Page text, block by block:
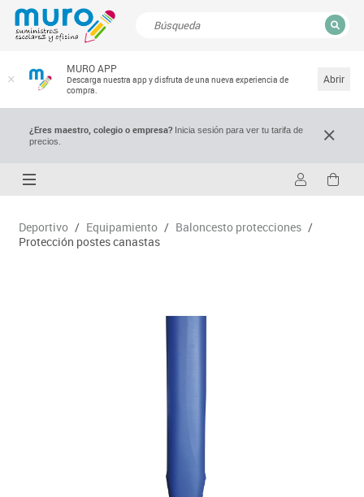
MURO APP
Descarga nuestra app y disfruta de una nueva experiencia de
compra.
Abrir
¿Eres maestro, colegio o empresa?Inicia sesión para ver tu tarifa de
precios.
Deportivo / Equipamiento / Baloncesto protecciones /
Protección postes canastas